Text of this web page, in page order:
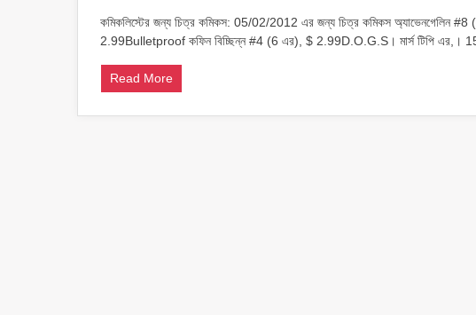
05/02/2012
কমিকলিস্টের জন্য চিত্র কমিকস: 05/02/2012 এর জন্য চিত্র কমিকস অ্যাভেনগেলিন
2.99Bulletproof কফিন বিচ্ছিন্ন #4 (6 এর), $ 2.99D.O.G.S। মার্স টিপি এর,।
Read More